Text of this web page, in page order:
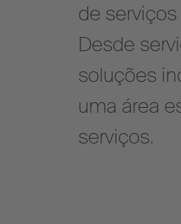
de
Desde
soluções
uma área
serviços.